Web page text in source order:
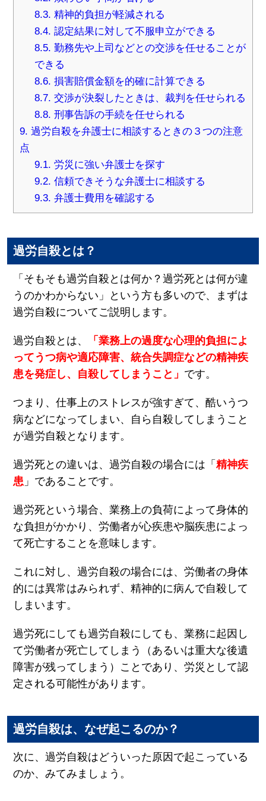
8.3. 精神的負担が軽減される
8.4. 認定結果に対して不服申立ができる
8.5. 勤務先や上司などとの交渉を任せることが
できる
8.6. 損害賠償金額を的確に計算できる
8.7. 交渉が決裂したときは、裁判を任せられる
8.8. 刑事告訴の手続を任せられる
9. 過労自殺を弁護士に相談するときの３つの注意
点
9.1. 労災に強い弁護士を探す
9.2. 信頼できそうな弁護士に相談する
9.3. 弁護士費用を確認する
過労自殺とは？
「そもそも過労自殺とは何か？過労死とは何が違
うのかわからない」という方も多いので、まずは
過労自殺についてご説明します。
過労自殺とは、
「業務上の過度な心理的負担によ
ってうつ病や適応障害、統合失調症などの精神疾
患を発症し、自殺してしまうこと」 です。
つまり、仕事上のストレスが強すぎて、酷いうつ
病などになってしまい、自ら自殺してしまうこと
が過労自殺となります。
過労死との違いは、過労自殺の場合には「 精神疾
患 」であることです。
過労死という場合、業務上の負荷によって身体的
な負担がかかり、労働者が心疾患や脳疾患によっ
て死亡することを意味します。
これに対し、過労自殺の場合には、労働者の身体
的には異常はみられず、精神的に病んで自殺して
しまいます。
過労死にしても過労自殺にしても、業務に起因し
て労働者が死亡してしまう（あるいは重大な後遺
障害が残ってしまう）ことであり、労災として認
定される可能性があります。
過労自殺は、なぜ起こるのか？
次に、過労自殺はどういった原因で起こっている
のか、みてみましょう。